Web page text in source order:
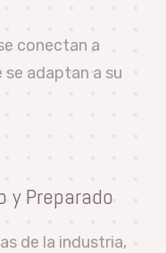
conectan a
adaptan a su
y Preparado
de la industria,